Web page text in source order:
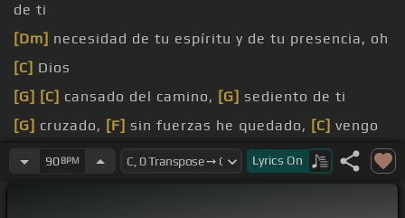
de ti
[Dm] necesidad de tu espíritu y de tu presencia, oh
[C] Dios
[G] [C] cansado del camino, [G] sediento de ti
[G] cruzado, [F] sin fuerzas he quedado, [C] vengo
[G]ti
90BPM Lyrics On